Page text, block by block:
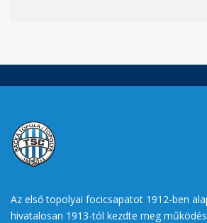
Az első topolyai focicsapatot 1912-ben
hivatalosan 1913-tól kezdte meg